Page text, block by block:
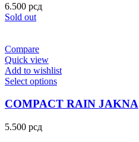
6.500 рсд
Sold out
Compare
Quick view
Add to wishlist
Select options
COMPACT RAIN JAKNA
5.500 рсд